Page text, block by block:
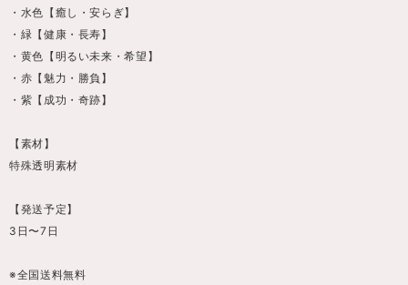
・水色【癒し・安らぎ】
・緑【健康・長寿】
・黄色【明るい未来・希望】
・赤【魅力・勝負】
・紫【成功・奇跡】
【素材】
特殊透明素材
【発送予定】
3日〜7日
※全国送料無料